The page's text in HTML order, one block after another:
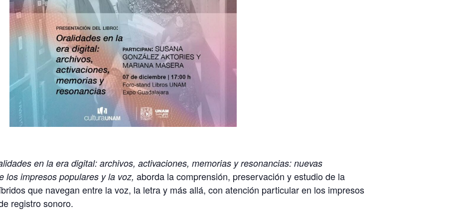
en la era digital: archivos, activaciones, memorias y resonancias: nuevas
los impresos populares y la voz, aborda la comprensión, preservación y estudio de la
que navegan entre la voz, la letra y más allá, con atención particular en los impresos
registro sonoro.